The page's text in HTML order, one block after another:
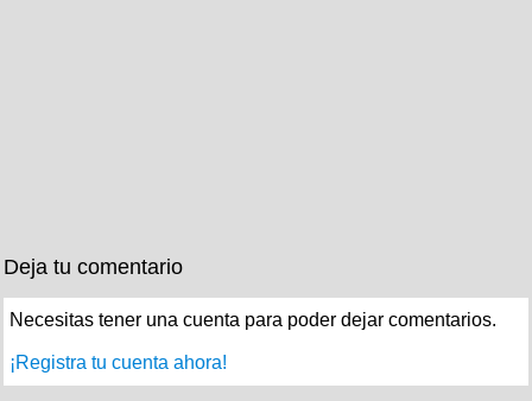
Deja tu comentario
Necesitas tener una cuenta para poder dejar comentarios.
¡Registra tu cuenta ahora!